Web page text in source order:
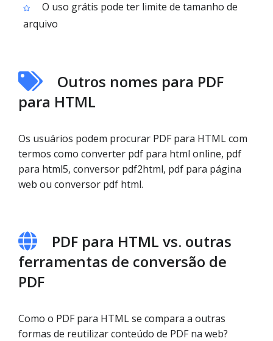
O uso grátis pode ter limite de tamanho de
arquivo
Outros nomes para PDF
para HTML
Os usuários podem procurar PDF para HTML com
termos como converter pdf para html online, pdf
para html5, conversor pdf2html, pdf para página
web ou conversor pdf html.
PDF para HTML vs. outras
ferramentas de conversão de
PDF
Como o PDF para HTML se compara a outras
formas de reutilizar conteúdo de PDF na web?